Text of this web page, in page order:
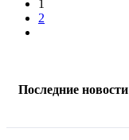
1
2
Последние новости